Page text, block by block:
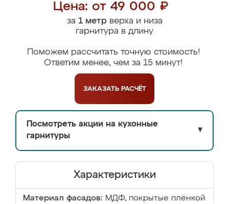
Цена: от 49 000 ₽
за 1 метрверха и низа
гарнитура в длину
Поможем рассчитать точную стоимость!
Ответим менее, чем за 15 минут!
ЗАКАЗАТЬ РАСЧЁТ
Посмотреть акции на кухонные
гарнитуры
▼
Характеристики
Материал фасадов: МДФ, покрытые плёнкой